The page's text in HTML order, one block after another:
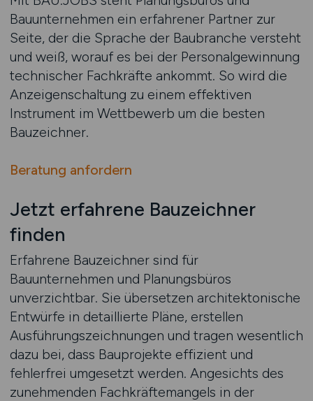
Bauunternehmen ein erfahrener Partner zur
Seite, der die Sprache der Baubranche versteht
und weiß, worauf es bei der Personalgewinnung
technischer Fachkräfte ankommt. So wird die
Anzeigenschaltung zu einem effektiven
Instrument im Wettbewerb um die besten
Bauzeichner.
Beratung anfordern
Jetzt erfahrene Bauzeichner
finden
Erfahrene Bauzeichner sind für
Bauunternehmen und Planungsbüros
unverzichtbar. Sie übersetzen architektonische
Entwürfe in detaillierte Pläne, erstellen
Ausführungszeichnungen und tragen wesentlich
dazu bei, dass Bauprojekte effizient und
fehlerfrei umgesetzt werden. Angesichts des
zunehmenden Fachkräftemangels in der